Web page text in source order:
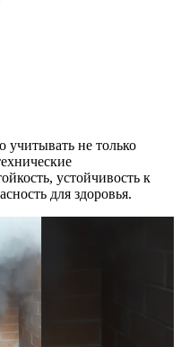
не только
устойчивость к
для здоровья.